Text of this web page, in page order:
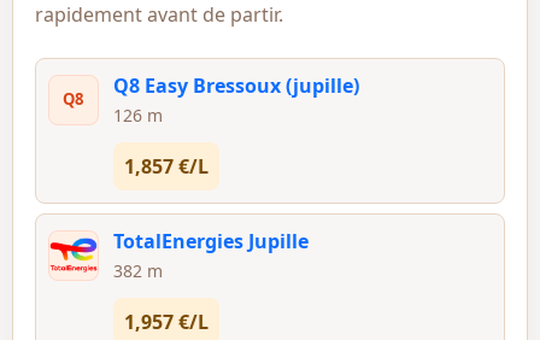
rapidement avant de partir.
Q8 Q8 Easy Bressoux (jupille)
126 m
1,857 €/L
TotalEnergies Jupille
382 m
1,957 €/L